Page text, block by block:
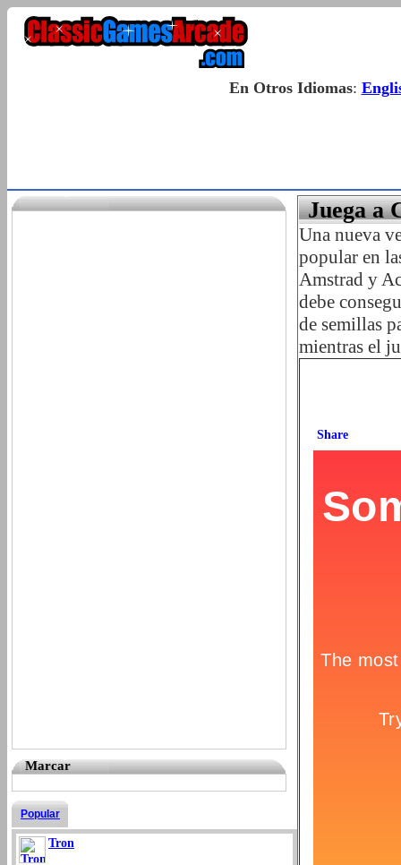
En Otros Idiomas:
Marcar
Popular
Tron
Juega a
Una nueva
popular en
Amstrad y
debe
de semillas
mientras el